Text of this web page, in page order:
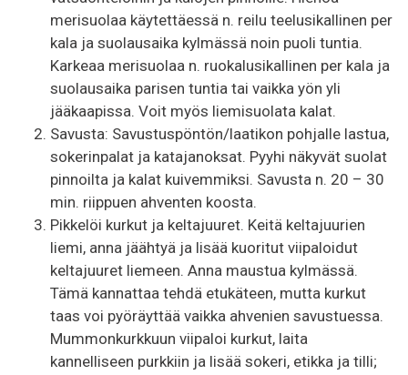
merisuolaa käytettäessä n. reilu teelusikallinen per
kala ja suolausaika kylmässä noin puoli tuntia.
Karkeaa merisuolaa n. ruokalusikallinen per kala ja
suolausaika parisen tuntia tai vaikka yön yli
jääkaapissa. Voit myös liemisuolata kalat.
Savusta: Savustuspöntön/laatikon pohjalle lastua,
sokerinpalat ja katajanoksat. Pyyhi näkyvät suolat
pinnoilta ja kalat kuivemmiksi. Savusta n. 20 – 30
min. riippuen ahventen koosta.
Pikkelöi kurkut ja keltajuuret. Keitä keltajuurien
liemi, anna jäähtyä ja lisää kuoritut viipaloidut
keltajuuret liemeen. Anna maustua kylmässä.
Tämä kannattaa tehdä etukäteen, mutta kurkut
taas voi pyöräyttää vaikka ahvenien savustuessa.
Mummonkurkkuun viipaloi kurkut, laita
kannelliseen purkkiin ja lisää sokeri, etikka ja tilli;